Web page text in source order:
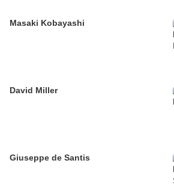
Masaki Kobayashi
David Miller
Giuseppe de Santis